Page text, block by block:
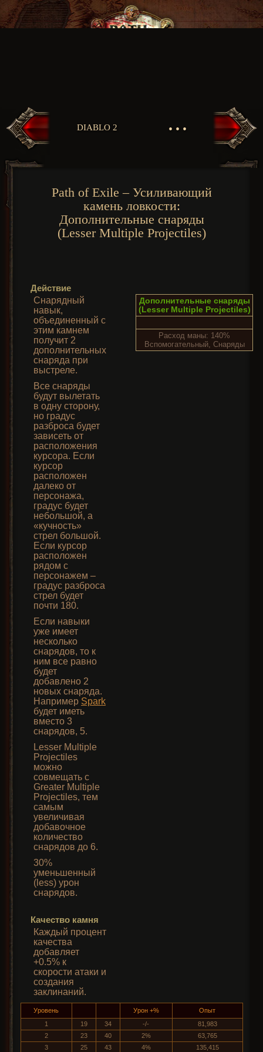
DIABLO 2 • • •
Path of Exile – Усиливающий
камень ловкости:
Дополнительные снаряды
(Lesser Multiple Projectiles)
Действие
Снарядный
навык,
объединенный с
этим камнем
получит 2
дополнительных
снаряда при
выстреле.
Все снаряды
будут вылетать
в одну сторону,
но градус
разброса будет
зависеть от
расположения
курсора. Если
курсор
расположен
далеко от
персонажа,
градус будет
небольшой, а
«кучность»
стрел большой.
Если курсор
расположен
рядом с
персонажем –
градус разброса
стрел будет
почти 180.
Если навыки
уже имеет
несколько
снарядов, то к
ним все равно
будет
добавлено 2
новых снаряда.
Например Spark
будет иметь
вместо 3
снарядов, 5.
Lesser Multiple
Projectiles
можно
совмещать с
Greater Multiple
Projectiles, тем
самым
увеличивая
добавочное
количество
снарядов до 6.
30%
уменьшенный
(less) урон
снарядов.
Качество камня
Каждый процент
качества
добавляет
+0.5% к
скорости атаки и
создания
заклинаний.
Дополнительные снаряды
(Lesser Multiple Projectiles)
Расход маны: 140%
Вспомогательный, Снаряды
Уровень Урон +%
Опыт
1
19 34 -/-
81,983
2
23 40 2%
63,765
3
25 43 4% 135,415